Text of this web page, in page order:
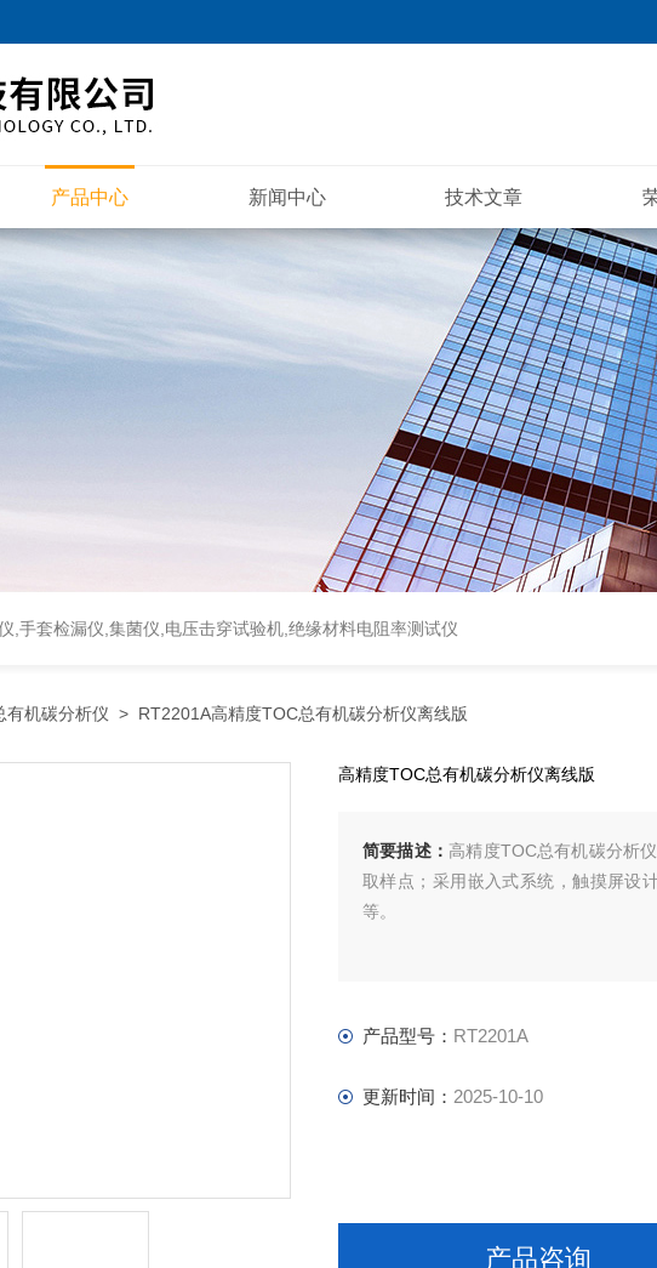
产品中心 新闻中心 技术文章
手套检漏仪 集菌仪 电压击穿试验机 绝缘材料电阻率测试仪
有机碳分析仪 > RT2201A高精度TOC总有机碳分析仪离线版
高精度TOC总有机碳分析仪离线版
简要描述： 高精度TOC总有机碳分析
取样点；采用嵌入式系统，触摸屏设
等。
产品型号： RT2201A
更新时间： 2025-10-10
产品咨询